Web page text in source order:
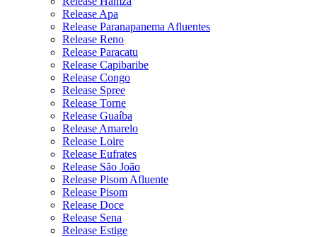
Release Apa
Release Paranapanema Afluentes
Release Reno
Release Paracatu
Release Capibaribe
Release Congo
Release Spree
Release Torne
Release Guaíba
Release Amarelo
Release Loire
Release Eufrates
Release São João
Release Pisom Afluente
Release Pisom
Release Doce
Release Sena
Release Estige